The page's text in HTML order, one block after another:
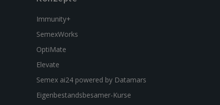
Immunity+
SemexWorks
OptiMate
Elevate
Semex ai24 powered by Datamars
Eigenbestandsbesamer-Kurse